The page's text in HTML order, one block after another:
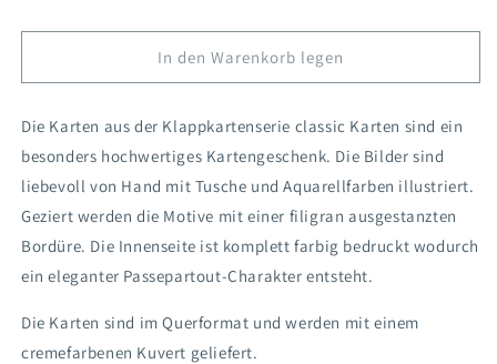
K5
Blüte
K5
Klappkarte
Blüte
In den Warenkorb legen
Die Karten aus der Klappkartenserie classic Karten sind ein
besonders hochwertiges Kartengeschenk. Die Bilder sind
liebevoll von Hand mit Tusche und Aquarellfarben illustriert.
Geziert werden die Motive mit einer filigran ausgestanzten
Bordüre. Die Innenseite ist komplett farbig bedruckt wodurch
ein eleganter Passepartout-Charakter entsteht.
Die Karten sind im Querformat und werden mit einem
cremefarbenen Kuvert geliefert.